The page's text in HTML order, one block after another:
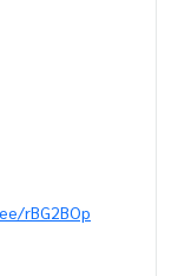
rBG2BOp